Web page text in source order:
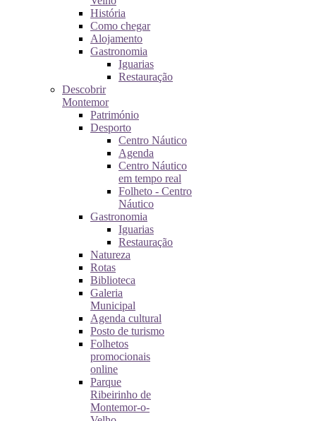
História
Como chegar
Alojamento
Gastronomia
Iguarias
Restauração
Descobrir
Montemor
Património
Desporto
Centro Náutico
Agenda
Centro Náutico
em tempo real
Folheto - Centro
Náutico
Gastronomia
Iguarias
Restauração
Natureza
Rotas
Biblioteca
Galeria
Municipal
Agenda cultural
Posto de turismo
Folhetos
promocionais
online
Parque
Ribeirinho de
Montemor-o-